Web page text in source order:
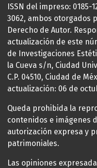
ISSN del impreso: 0185-
3062, ambos otorgados
Derecho de Autor.
actualización de este
de Investigaciones
la Cueva s/n, Ciudad
C.P. 04510, Ciudad de
actualización: 06 de
Queda prohibida la
contenidos e imágenes
autorización expresa y
patrimoniales.
Las opiniones